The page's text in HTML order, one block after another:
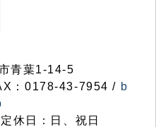
青葉1-14-5
：0178-43-7954 / b
休日：日、祝日